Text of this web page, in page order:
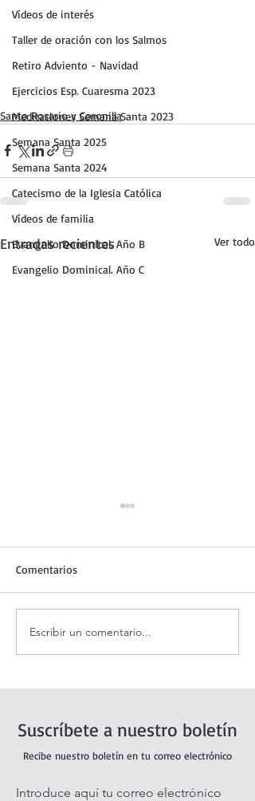
Vídeos de interés
Taller de oración con los Salmos
Retiro Adviento - Navidad
Ejercicios Esp. Cuaresma 2023
Meditaciones Semana Santa 2023
Semana Santa 2025
Semana Santa 2024
Catecismo de la Iglesia Católica
Vídeos de familia
Evangelio Dominical. Año B
Evangelio Dominical. Año C
Santo Rosario y Coronilla
Entradas recientes Ver todo
Santo Rosario de hoy
jueves. Misterios
Comentarios
Escribir un comentario...
Suscríbete a nuestro boletín
Recibe nuestro boletín en tu correo electrónico
Introduce aquí tu correo electrónico